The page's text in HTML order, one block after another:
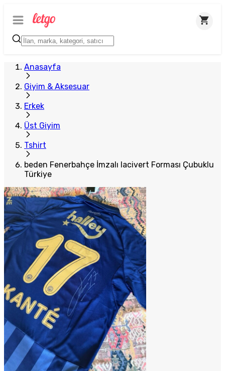
Anasayfa
Giyim & Aksesuar
Erkek
Üst Giyim
Tshirt
beden Fenerbahçe İmzalı lacivert Forması Çubuklu
Türkiye